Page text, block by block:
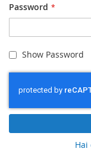
Password
Show Password
Hai